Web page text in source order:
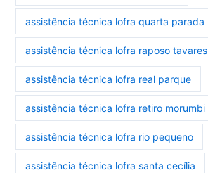
assistência técnica lofra quarta parada
assistência técnica lofra raposo tavares
assistência técnica lofra real parque
assistência técnica lofra retiro morumbi
assistência técnica lofra rio pequeno
assistência técnica lofra santa cecília